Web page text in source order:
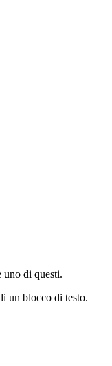
uno di questi.
un blocco di testo.